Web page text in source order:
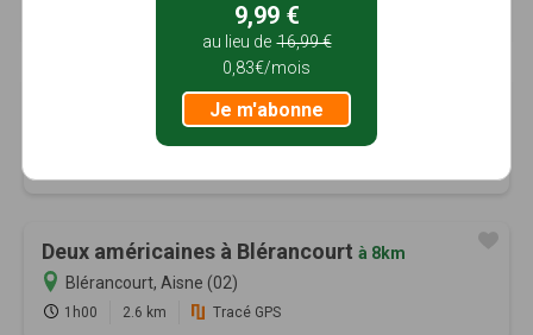
Les Mérovingiensà 8km
Caumont, Aisne (02)
Deux américaines à Blérancourt à 8km
Blérancourt, Aisne (02)
1h00 2.6 km Tracé GPS
9,99 €
au lieu de 16,99 €
0,83€/mois
Je m'abonne